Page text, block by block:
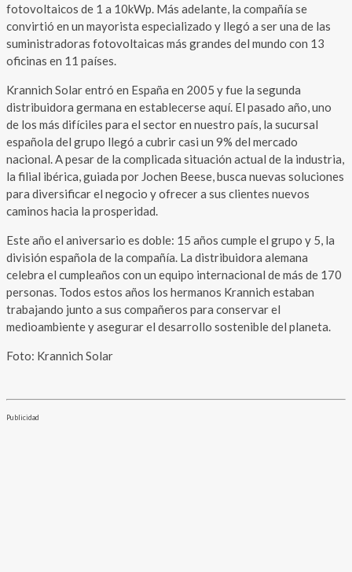
fotovoltaicos de 1 a 10kWp. Más adelante, la compañía se
convirtió en un mayorista especializado y llegó a ser una de las
suministradoras fotovoltaicas más grandes del mundo con 13
oficinas en 11 países.
Krannich Solar entró en España en 2005 y fue la segunda
distribuidora germana en establecerse aquí. El pasado año, uno
de los más difíciles para el sector en nuestro país, la sucursal
española del grupo llegó a cubrir casi un 9% del mercado
nacional. A pesar de la complicada situación actual de la industria,
la filial ibérica, guiada por Jochen Beese, busca nuevas soluciones
para diversificar el negocio y ofrecer a sus clientes nuevos
caminos hacia la prosperidad.
Este año el aniversario es doble: 15 años cumple el grupo y 5, la
división española de la compañía. La distribuidora alemana
celebra el cumpleaños con un equipo internacional de más de 170
personas. Todos estos años los hermanos Krannich estaban
trabajando junto a sus compañeros para conservar el
medioambiente y asegurar el desarrollo sostenible del planeta.
Foto: Krannich Solar
Publicidad